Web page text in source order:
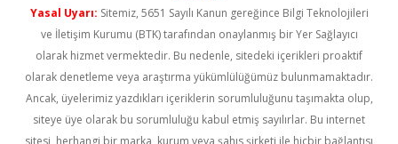
Yasal Uyarı: Sitemiz, 5651 Sayılı Kanun gereğince Bilgi Teknolojileri
ve İletişim Kurumu (BTK) tarafından onaylanmış bir Yer Sağlayıcı
olarak hizmet vermektedir. Bu nedenle, sitedeki içerikleri proaktif
olarak denetleme veya araştırma yükümlülüğümüz bulunmamaktadır.
Ancak, üyelerimiz yazdıkları içeriklerin sorumluluğunu taşımakta olup,
siteye üye olarak bu sorumluluğu kabul etmiş sayılırlar. Bu internet
sitesi, herhangi bir marka, kurum veya şahıs şirketi ile hiçbir bağlantısı